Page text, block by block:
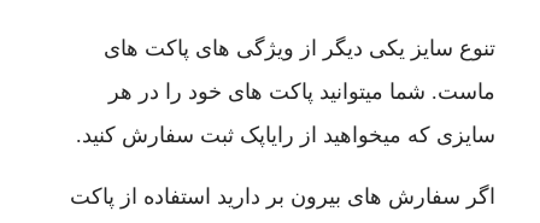
تنوع سایز یکی دیگر از ویژگی های پاکت های
ماست. شما میتوانید پاکت های خود را در هر
سایزی که میخواهید از رایاپک ثبت سفارش کنید.
اگر سفارش های بیرون بر دارید استفاده از پاکت